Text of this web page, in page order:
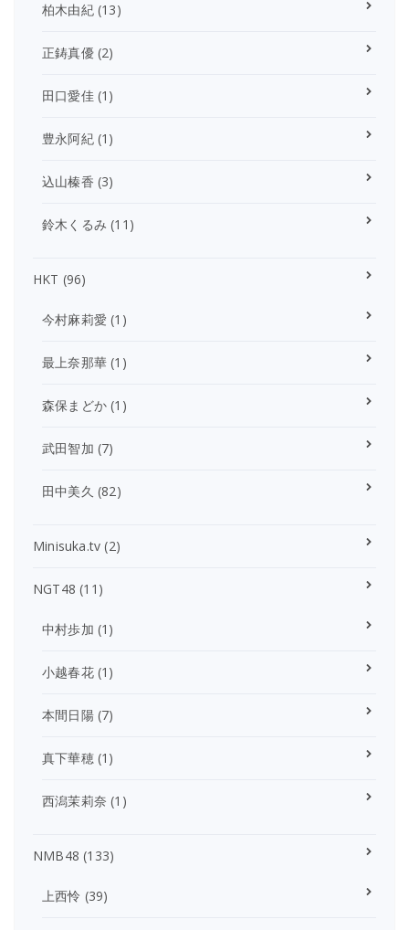
柏木由紀(13)
正鋳真優(2)
田口愛佳(1)
豊永阿紀(1)
込山榛香 (3)
鈴木くるみ (11)
HKT (96)
今村麻莉愛 (1)
最上奈那華 (1)
森保まどか (1)
武田智加 (7)
田中美久 (82)
Minisuka.tv (2)
NGT48 (11)
中村歩加 (1)
小越春花(1)
本間日陽(7)
真下華穂(1)
西潟茉莉奈 (1)
NMB48 (133)
上西怜 (39)